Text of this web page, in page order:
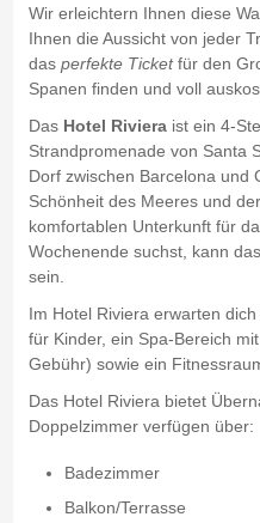
Wir erleichtern Ihnen diese
Ihnen die Aussicht von jeder
das perfekte Ticketfür den
Spanen finden und voll
Das Hotel Rivieraist ein 4-
Strandpromenade von Santa
Dorf zwischen Barcelona und
Schönheit des Meeres und
komfortablen Unterkunft für
Wochenende suchst, kann
sein.
Im Hotel Riviera erwarten
für Kinder, ein Spa-Bereich
Gebühr) sowie ein
Das Hotel Riviera bietet
Doppelzimmer verfügen über:
Badezimmer
Balkon/Terrasse